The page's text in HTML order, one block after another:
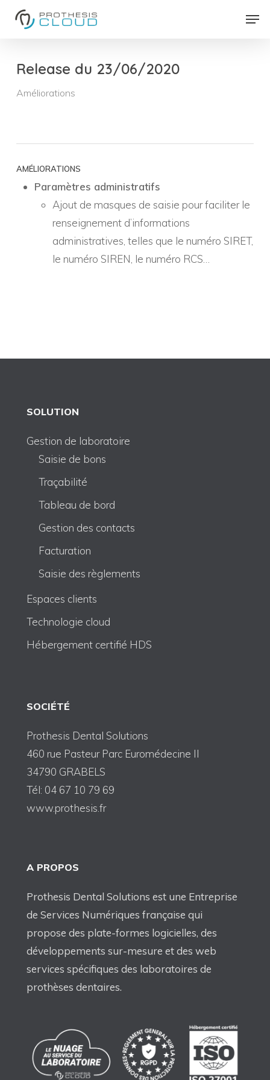
contentRelease du 23/06/2020
Améliorations
AMÉLIORATIONS
Paramètres administratifs
Ajout de masques de saisie pour faciliter le
renseignement d’informations
administratives, telles que le numéro SIRET,
le numéro SIREN, le numéro RCS…
SOLUTION
Gestion de laboratoire
Saisie de bons
Traçabilité
Tableau de bord
Gestion des contacts
Facturation
Saisie des règlements
Espaces clients
Technologie cloud
Hébergement certifié HDS
SOCIÉTÉ
Prothesis Dental Solutions
460 rue Pasteur Parc Euromédecine II
34790 GRABELS
Tél: 04 67 10 79 69
www.prothesis.fr
A PROPOS
Prothesis Dental Solutions est une Entreprise
de Services Numériques française qui
propose des plate-formes logicielles, des
développements sur-mesure et des web
services spécifiques des laboratoires de
prothèses dentaires.